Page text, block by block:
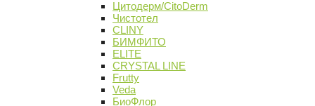
Цитодерм/CitoDerm
Чистотел
CLINY
БИМФИТО
ELITE
CRYSTAL LINE
Frutty
Veda
БиоФлор